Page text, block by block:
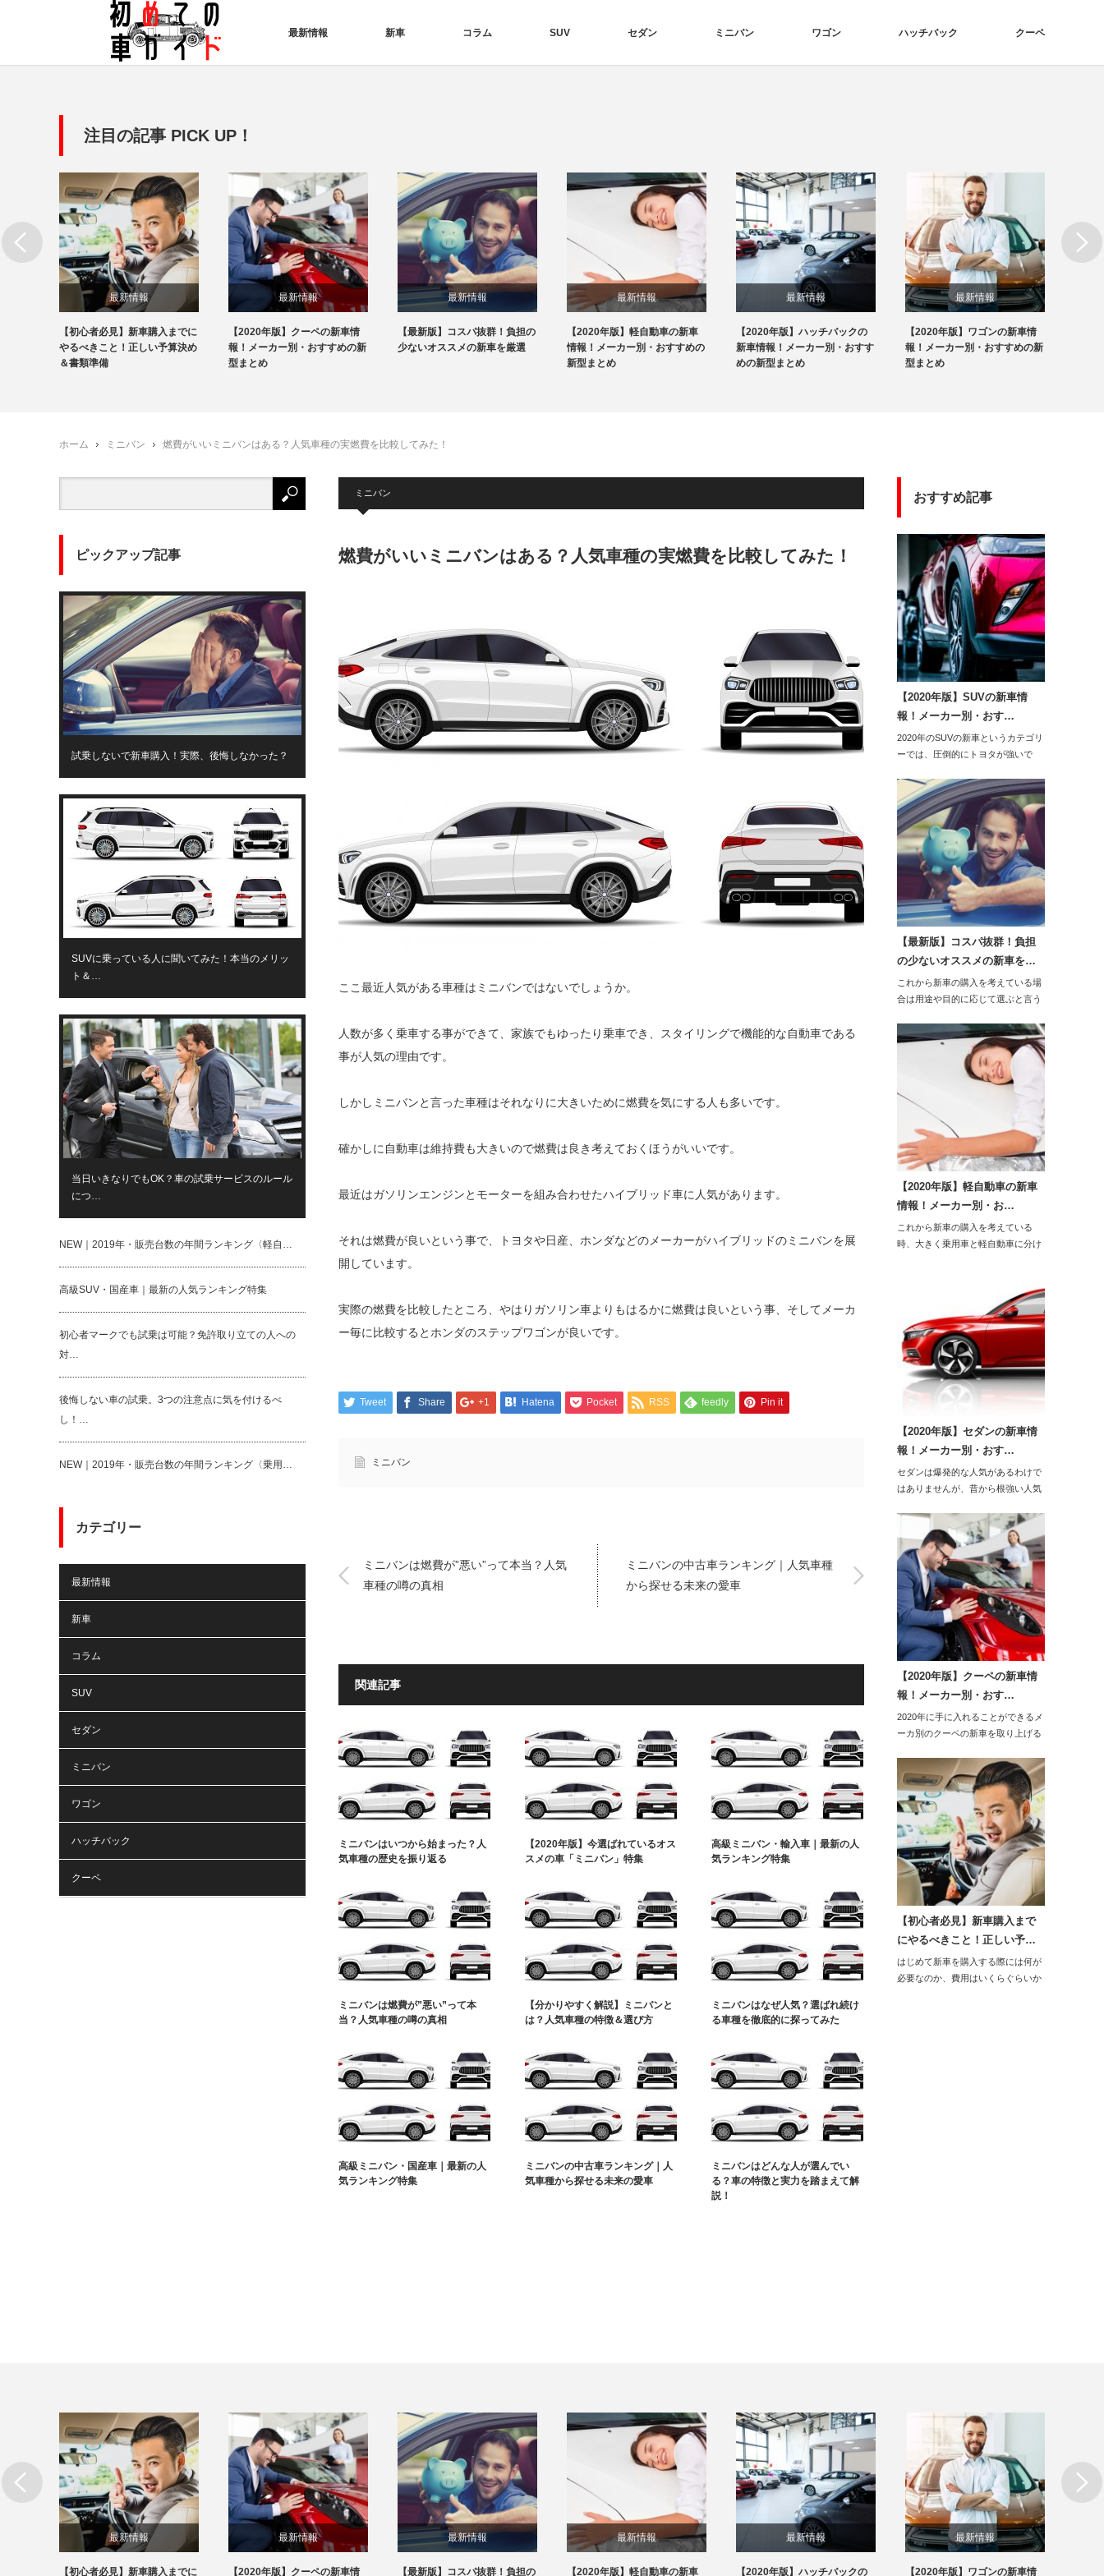
最新情報 新車 コラム SUV セダン ミニバン ワゴン ハッチバック クーペ
注目の記事 PICK UP！
最新情報
【初心者必見】新車購入までに
やるべきこと！正しい予算決め
＆書類準備
最新情報
【2020年版】クーペの新車情
報！メーカー別・おすすめの新
型まとめ
最新情報
【最新版】コスパ抜群！負担の
少ないオススメの新車を厳選
最新情報
【2020年版】軽自動車の新車
情報！メーカー別・おすすめの
新型まとめ
最新情報
【2020年版】ハッチバックの
新車情報！メーカー別・おすす
めの新型まとめ
最新情報
【2020年版】ワゴンの新車情
報！メーカー別・おすすめの新
型まとめ
Next
ホーム ミニバン 燃費がいいミニバンはある？人気車種の実燃費を比較してみた！
ミニバン
燃費がいいミニバンはある？人気車種の実燃費を比較してみた！
ここ最近人気がある車種はミニバンではないでしょうか。
人数が多く乗車する事ができて、家族でもゆったり乗車でき、スタイリングで機能的な自動車である
事が人気の理由です。
しかしミニバンと言った車種はそれなりに大きいために燃費を気にする人も多いです。
確かしに自動車は維持費も大きいので燃費は良き考えておくほうがいいです。
最近はガソリンエンジンとモーターを組み合わせたハイブリッド車に人気があります。
それは燃費が良いという事で、トヨタや日産、ホンダなどのメーカーがハイブリッドのミニバンを展
開しています。
実際の燃費を比較したところ、やはりガソリン車よりもはるかに燃費は良いという事、そしてメーカ
ー毎に比較するとホンダのステップワゴンが良いです。
Tweet Share +1 Hatena Pocket RSS feedly Pin it
ミニバン
ミニバンは燃費が”悪い”って本当？人気
車種の噂の真相
ミニバンの中古車ランキング｜人気車種
から探せる未来の愛車
関連記事
ミニバンはいつから始まった？人
気車種の歴史を振り返る
【2020年版】今選ばれているオス
スメの車「ミニバン」特集
高級ミニバン・輸入車｜最新の人
気ランキング特集
ミニバンは燃費が”悪い”って本
当？人気車種の噂の真相
【分かりやすく解説】ミニバンと
は？人気車種の特徴＆選び方
ミニバンはなぜ人気？選ばれ続け
る車種を徹底的に探ってみた
高級ミニバン・国産車｜最新の人
気ランキング特集
ミニバンの中古車ランキング｜人
気車種から探せる未来の愛車
ミニバンはどんな人が選んでい
る？車の特徴と実力を踏まえて解
説！
ピックアップ記事
試乗しないで新車購入！実際、後悔しなかった？
SUVに乗っている人に聞いてみた！本当のメリッ
ト＆…
当日いきなりでもOK？車の試乗サービスのルール
につ…
NEW｜2019年・販売台数の年間ランキング〈軽自…
高級SUV・国産車｜最新の人気ランキング特集
初心者マークでも試乗は可能？免許取り立ての人への
対…
後悔しない車の試乗。3つの注意点に気を付けるべ
し！…
NEW｜2019年・販売台数の年間ランキング〈乗用…
カテゴリー
最新情報
新車
コラム
SUV
セダン
ミニバン
ワゴン
ハッチバック
クーペ
おすすめ記事
【2020年版】SUVの新車情
報！メーカー別・おす…
2020年のSUVの新車というカテゴリ
ーでは、圧倒的にトヨタが強いで
【最新版】コスパ抜群！負担
の少ないオススメの新車を…
これから新車の購入を考えている場
合は用途や目的に応じて選ぶと言う
【2020年版】軽自動車の新車
情報！メーカー別・お…
これから新車の購入を考えている
時、大きく乗用車と軽自動車に分け
【2020年版】セダンの新車情
報！メーカー別・おす…
セダンは爆発的な人気があるわけで
はありませんが、昔から根強い人気
【2020年版】クーペの新車情
報！メーカー別・おす…
2020年に手に入れることができるメ
ーカ別のクーペの新車を取り上げる
【初心者必見】新車購入まで
にやるべきこと！正しい予…
はじめて新車を購入する際には何が
必要なのか、費用はいくらぐらいか
最新情報
【初心者必見】新車購入までに
最新情報
【2020年版】クーペの新車情
最新情報
【最新版】コスパ抜群！負担の
最新情報
【2020年版】軽自動車の新車
最新情報
【2020年版】ハッチバックの
最新情報
【2020年版】ワゴンの新車情
Next